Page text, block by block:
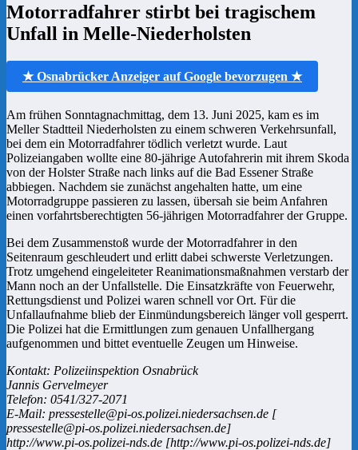
Motorradfahrer stirbt bei tragischem
Unfall in Melle-Niederholsten
★ Osnabrücker Anzeiger auf Google bevorzugen ★
Am frühen Sonntagnachmittag, dem 13. Juni 2025, kam es im
Meller Stadtteil Niederholsten zu einem schweren Verkehrsunfall,
bei dem ein Motorradfahrer tödlich verletzt wurde. Laut
Polizeiangaben wollte eine 80-jährige Autofahrerin mit ihrem Skoda
von der Holster Straße nach links auf die Bad Essener Straße
abbiegen. Nachdem sie zunächst angehalten hatte, um eine
Motorradgruppe passieren zu lassen, übersah sie beim Anfahren
einen vorfahrtsberechtigten 56-jährigen Motorradfahrer der Gruppe.
Bei dem Zusammenstoß wurde der Motorradfahrer in den
Seitenraum geschleudert und erlitt dabei schwerste Verletzungen.
Trotz umgehend eingeleiteter Reanimationsmaßnahmen verstarb der
Mann noch an der Unfallstelle. Die Einsatzkräfte von Feuerwehr,
Rettungsdienst und Polizei waren schnell vor Ort. Für die
Unfallaufnahme blieb der Einmündungsbereich länger voll gesperrt.
Die Polizei hat die Ermittlungen zum genauen Unfallhergang
aufgenommen und bittet eventuelle Zeugen um Hinweise.
Kontakt: Polizeiinspektion Osnabrück
Jannis Gervelmeyer
Telefon: 0541/327-2071
E-Mail: pressestelle@pi-os.polizei.niedersachsen.de [
pressestelle@pi-os.polizei.niedersachsen.de]
http://www.pi-os.polizei-nds.de [http://www.pi-os.polizei-nds.de]